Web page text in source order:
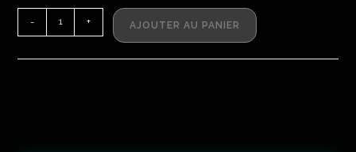
- + AJOUTER AU PANIER